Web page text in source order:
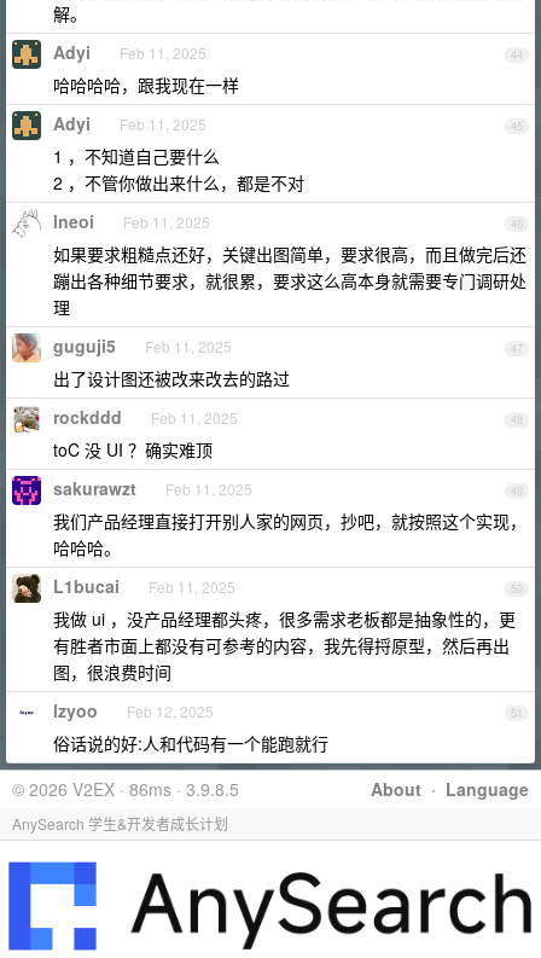
解。
44
Adyi Feb 11, 2025
哈哈哈哈，跟我现在一样
45
Adyi Feb 11, 2025
1 ，不知道自己要什么
2 ，不管你做出来什么，都是不对
46
lneoi Feb 11, 2025
如果要求粗糙点还好，关键出图简单，要求很高，而且做完后还
蹦出各种细节要求，就很累，要求这么高本身就需要专门调研处
理
47
guguji5 Feb 11, 2025
出了设计图还被改来改去的路过
48
rockddd Feb 11, 2025
toC 没 UI ？确实难顶
49
sakurawzt Feb 11, 2025
我们产品经理直接打开别人家的网页，抄吧，就按照这个实现，
哈哈哈。
50
L1bucai Feb 11, 2025
我做 ui ，没产品经理都头疼，很多需求老板都是抽象性的，更
有胜者市面上都没有可参考的内容，我先得捋原型，然后再出
图，很浪费时间
51
lzyoo Feb 12, 2025
俗话说的好:人和代码有一个能跑就行
About · Language
© 2026 V2EX · 86ms · 3.9.8.5
AnySearch 学生&开发者成长计划